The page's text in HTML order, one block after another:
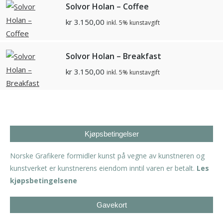
Solvor Holan – Coffee
kr 3.150,00 inkl. 5% kunstavgift
Solvor Holan – Breakfast
kr 3.150,00 inkl. 5% kunstavgift
Kjøpsbetingelser
Norske Grafikere formidler kunst på vegne av kunstneren og
kunstverket er kunstnerens eiendom inntil varen er betalt. Les
kjøpsbetingelsene
Gavekort